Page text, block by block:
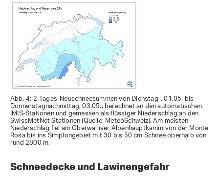
Abb. 4: 2-Tages-Neuschneesummen von Dienstag-, 01.05. bis
Donnerstagnachmittag, 03.05., berechnet an den automatischen
IMIS-Stationen und gemessen als flüssiger Niederschlag an den
SwissMetNet Stationen (Quelle: MeteoSchweiz). Am meisten
Niederschlag fiel am Oberwalliser Alpenhauptkamm von der Monte
Rosa bis ins Simplongebiet mit 30 bis 50 cm Schnee oberhalb von
rund 2800 m.
Schneedecke und Lawinengefahr